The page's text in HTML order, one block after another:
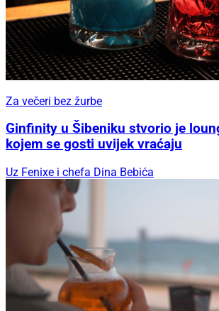
Za večeri bez žurbe
Ginfinity u Šibeniku stvorio je
kojem se gosti uvijek vraćaju
Uz Fenixe i chefa Dina Bebića